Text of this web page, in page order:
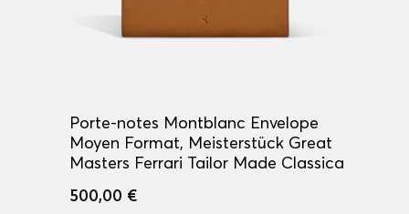
Porte-notes Montblanc Envelope
Moyen Format, Meisterstück Great
Masters Ferrari Tailor Made Classica
500,00 €